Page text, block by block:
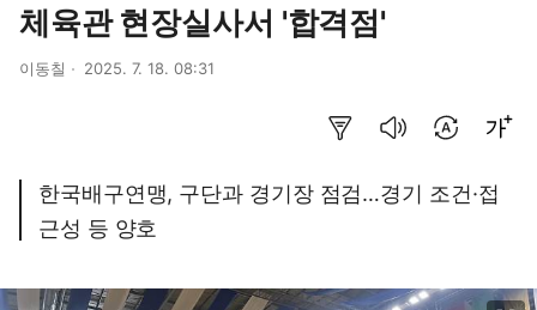
체육관 현장실사서 '합격점'
이동칠 2025. 7. 18. 08:31
한국배구연맹, 구단과 경기장 점검…경기 조건·접
근성 등 양호